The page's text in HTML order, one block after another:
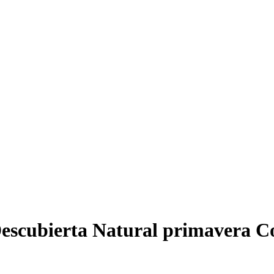
Natural primavera